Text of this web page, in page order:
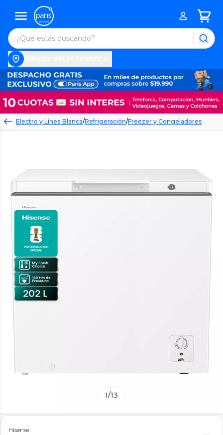
Electro y Línea Blanca/Refrigeración/Freezer y Congeladores
1/13
Hisense